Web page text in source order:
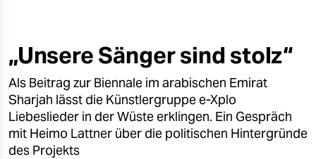
öko
gesellschaft
kultur
sport
„Unsere Sänger sind stolz“
Als Beitrag zur Biennale im arabischen Emirat
Sharjah lässt die Künstlergruppe e-Xplo
Liebeslieder in der Wüste erklingen. Ein Gespräch
mit Heimo Lattner über die politischen Hintergründe
des Projekts